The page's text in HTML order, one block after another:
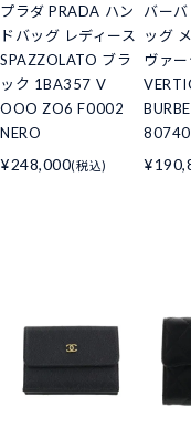
プラダ PRADA ハン
ドバッグ レディース
SPAZZOLATO ブラ
ック 1BA357 V
OOO ZO6 F0002
NERO
¥248,000(税込)
バー
ッグ
ヴァ